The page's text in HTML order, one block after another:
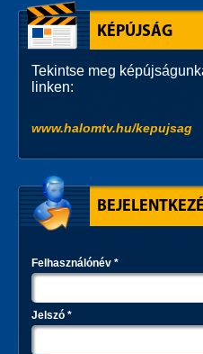
KÉPÚJSÁG
Tekintse meg
linken:
www.halomtv.hu/kepujsag
Felhasználónév *
Jelszó *